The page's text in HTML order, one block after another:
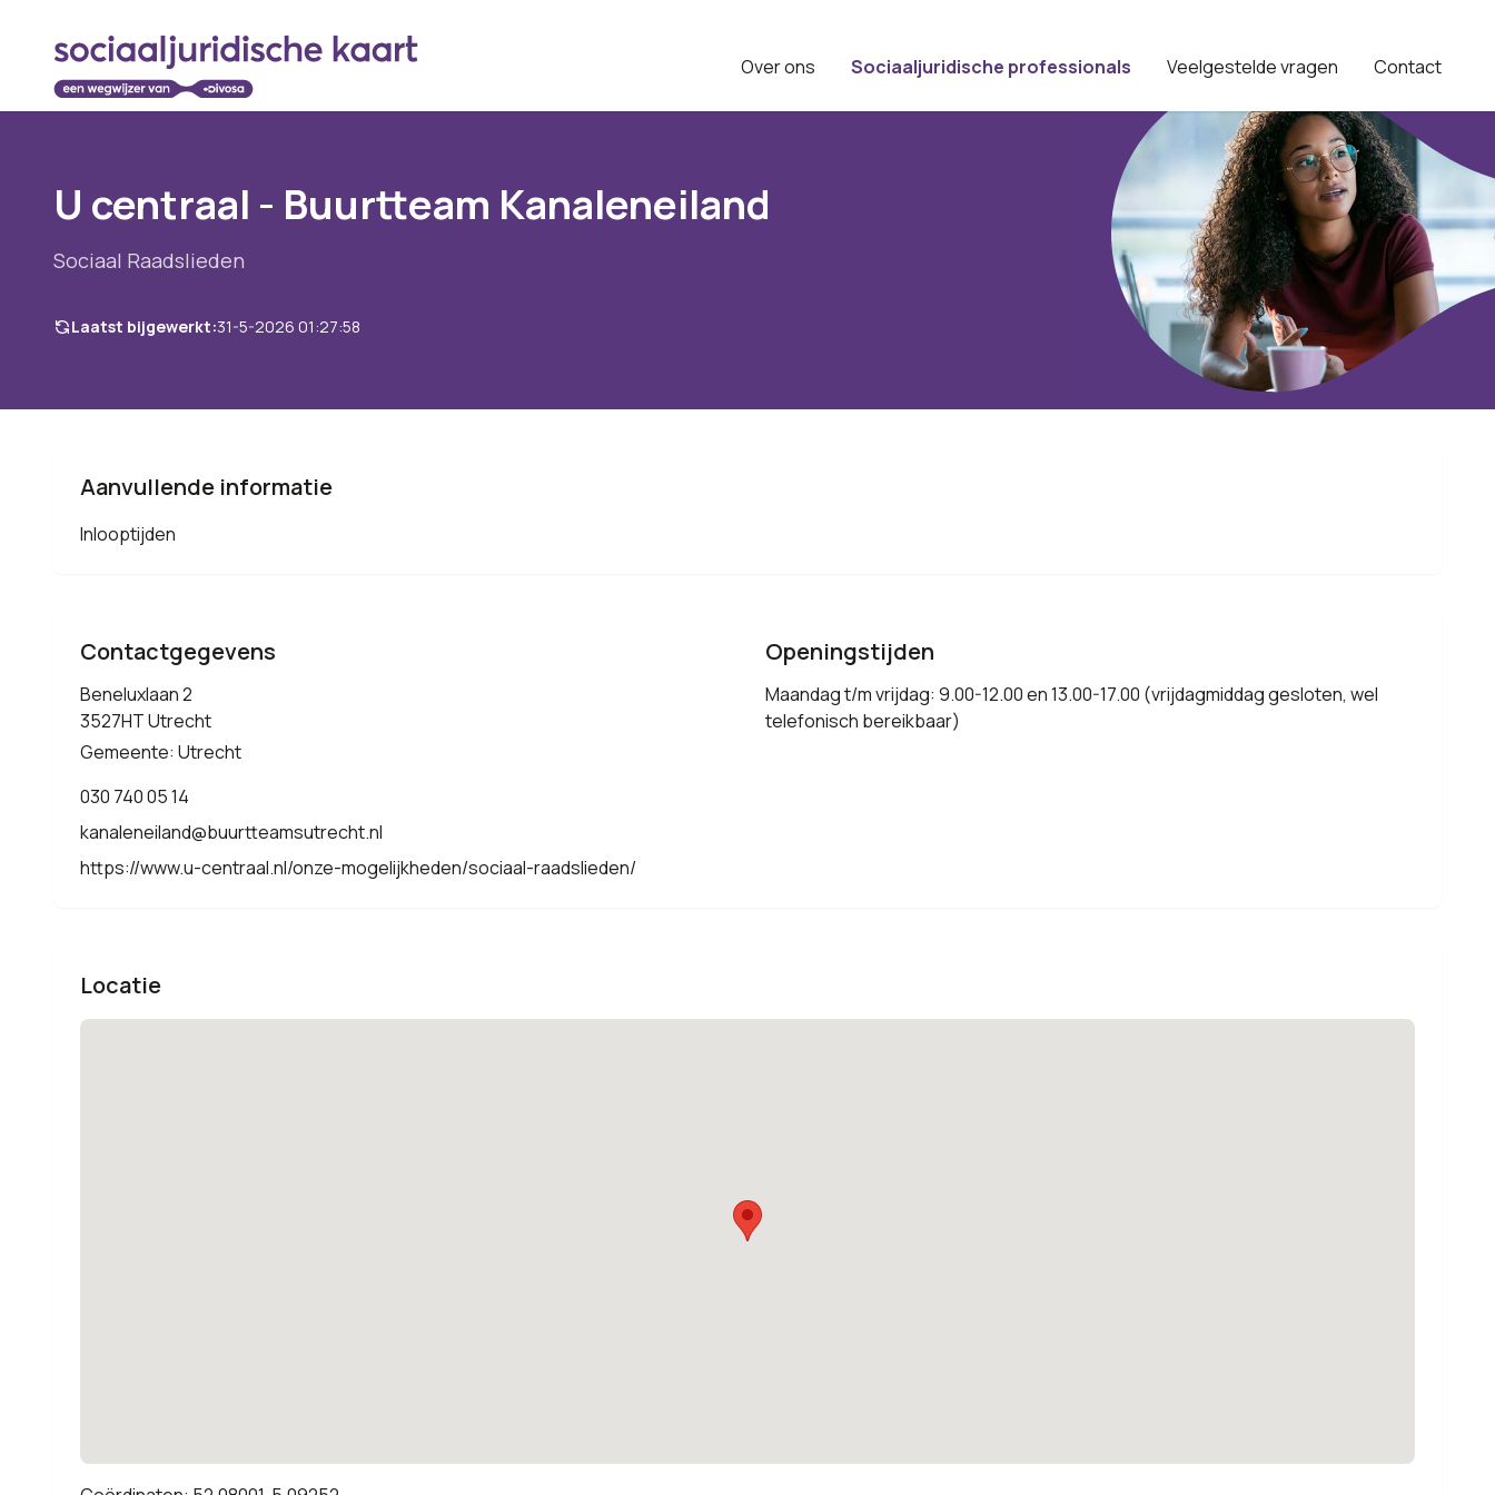
Over ons Sociaaljuridische professionals Veelgestelde vragen Contact
U centraal - Buurtteam Kanaleneiland
Sociaal Raadslieden
Laatst bijgewerkt:31-5-2026 01:27:58
Aanvullende informatie
Inlooptijden
Contactgegevens
Beneluxlaan 2
3527HT Utrecht
Gemeente: Utrecht
030 740 05 14
kanaleneiland@buurtteamsutrecht.nl
https://www.u-centraal.nl/onze-mogelijkheden/sociaal-raadslieden/
Openingstijden
Maandag t/m vrijdag: 9.00-12.00 en 13.00-17.00 (vrijdagmiddag gesloten, wel
telefonisch bereikbaar)
Locatie